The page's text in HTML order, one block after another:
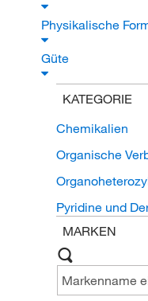
Physikalische
Güte
KATEGORIE
Chemikalien
Organische
Pyridine und
MARKEN